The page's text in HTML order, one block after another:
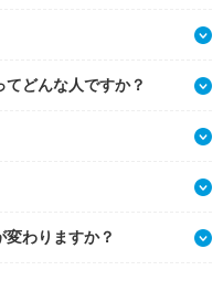
どんな人ですか？
わりますか？